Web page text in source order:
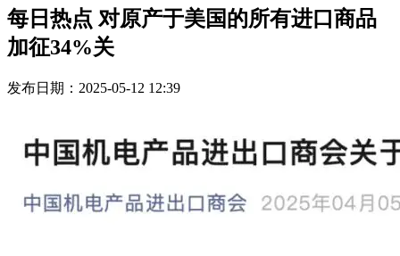
每日热点 对原产于美国的所有进口商品
加征34%关
发布日期：2025-05-12 12:39